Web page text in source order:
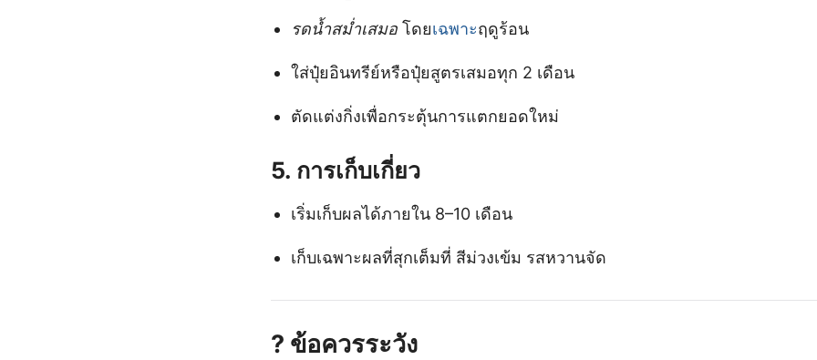
รดน้ำสม่ำเสมอโดยเฉพาะฤดูร้อน
ใส่ปุ๋ยอินทรีย์หรือปุ๋ยสูตรเสมอทุก 2 เดือน
ตัดแต่งกิ่งเพื่อกระตุ้นการแตกยอดใหม่
5. การเก็บเกี่ยว
เริ่มเก็บผลได้ภายใน 8–10 เดือน
เก็บเฉพาะผลที่สุกเต็มที่ สีม่วงเข้ม รสหวานจัด
? ข้อควรระวัง